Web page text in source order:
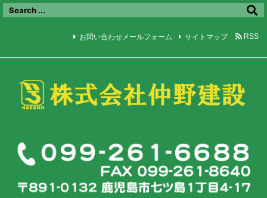
お問い合わせメールフォーム サイトマップ RSS